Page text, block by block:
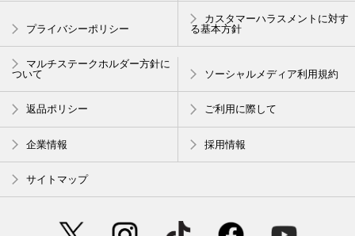
プライバシーポリシー
カスタマーハラスメントに対す
る基本方針
マルチステークホルダー方針に
ついて
ソーシャルメディア利用規約
返品ポリシー ご利用に際して
企業情報 採用情報
サイトマップ